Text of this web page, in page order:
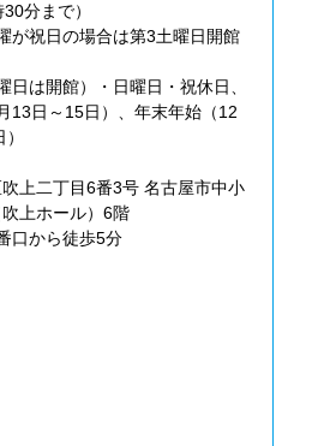
分まで）
が祝日の場合は第3土曜日開館
日は開館）・日曜日・祝休日、
13日～15日）、年末年始（12
上二丁目6番3号 名古屋市中小
上ホール）6階
口から徒歩5分